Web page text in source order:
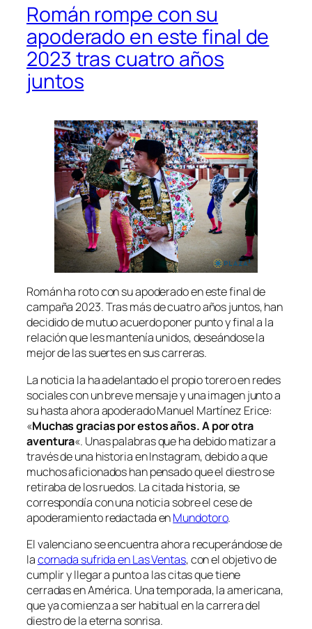
Román rompe con su
apoderado en este final de
2023 tras cuatro años
juntos
Román ha roto con su apoderado en este final de
campaña 2023. Tras más de cuatro años juntos, han
decidido de mutuo acuerdo poner punto y final a la
relación que les mantenía unidos, deseándose la
mejor de las suertes en sus carreras.
La noticia la ha adelantado el propio torero en redes
sociales con un breve mensaje y una imagen junto a
su hasta ahora apoderado Manuel Martínez Erice:
«Muchas gracias por estos años. A por otra
aventura«. Unas palabras que ha debido matizar a
través de una historia en Instagram, debido a que
muchos aficionados han pensado que el diestro se
retiraba de los ruedos. La citada historia, se
correspondía con una noticia sobre el cese de
apoderamiento redactada enMundotoro.
El valenciano se encuentra ahora recuperándose de
lacornada sufrida en Las Ventas, con el objetivo de
cumplir y llegar a punto a las citas que tiene
cerradas en América. Una temporada, la americana,
que ya comienza a ser habitual en la carrera del
diestro de la eterna sonrisa.